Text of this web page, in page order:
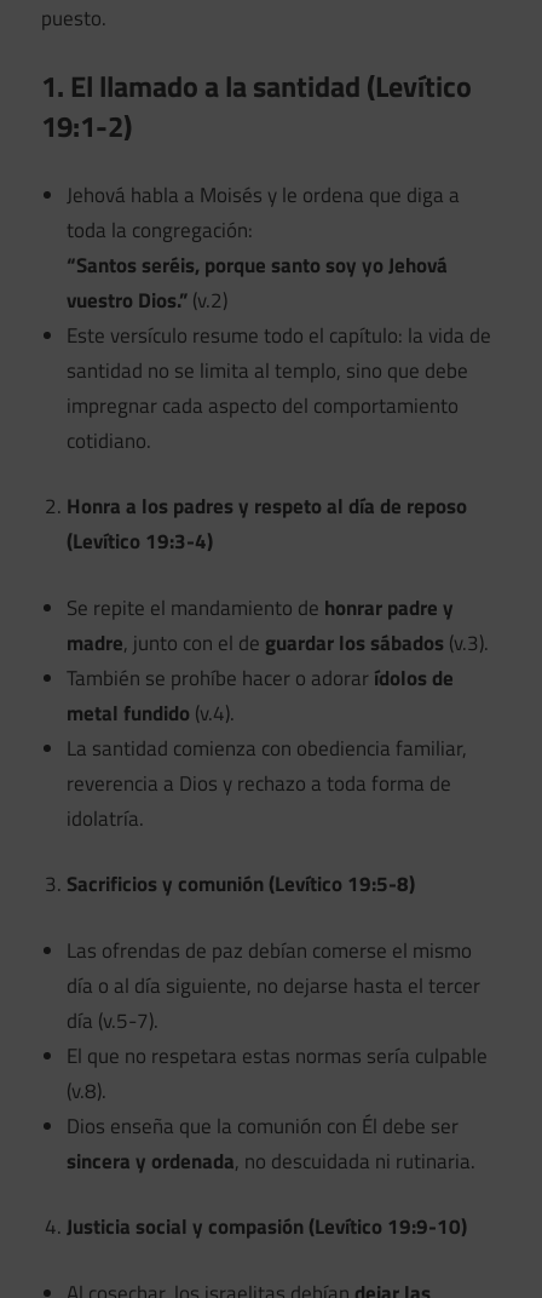
puesto.
1. El llamado a la santidad (Levítico
19:1-2)
Jehová habla a Moisés y le ordena que diga a
toda la congregación:
“Santos seréis, porque santo soy yo Jehová
vuestro Dios.”(v.2)
Este versículo resume todo el capítulo: la vida de
santidad no se limita al templo, sino que debe
impregnar cada aspecto del comportamiento
cotidiano.
Honra a los padres y respeto al día de reposo
(Levítico 19:3-4)
Se repite el mandamiento de honrar padre y
madre, junto con el de guardar los sábados (v.3).
También se prohíbe hacer o adorar ídolos de
metal fundido (v.4).
La santidad comienza con obediencia familiar,
reverencia a Dios y rechazo a toda forma de
idolatría.
Sacrificios y comunión (Levítico 19:5-8)
Las ofrendas de paz debían comerse el mismo
día o al día siguiente, no dejarse hasta el tercer
día (v.5-7).
El que no respetara estas normas sería culpable
(v.8).
Dios enseña que la comunión con Él debe ser
sincera y ordenada, no descuidada ni rutinaria.
Justicia social y compasión (Levítico 19:9-10)